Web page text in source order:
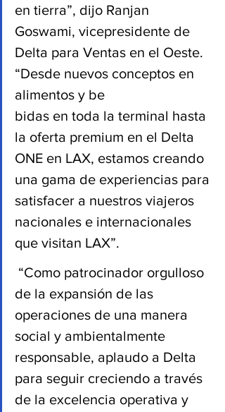
en tierra”, dijo Ranjan
Goswami, vicepresidente de
Delta para Ventas en el Oeste.
“Desde nuevos conceptos en
alimentos y be
bidas en toda la terminal hasta
la oferta premium en el Delta
ONE en LAX, estamos creando
una gama de experiencias para
satisfacer a nuestros viajeros
nacionales e internacionales
que visitan LAX”.
“Como patrocinador orgulloso
de la expansión de las
operaciones de una manera
social y ambientalmente
responsable, aplaudo a Delta
para seguir creciendo a través
de la excelencia operativa y